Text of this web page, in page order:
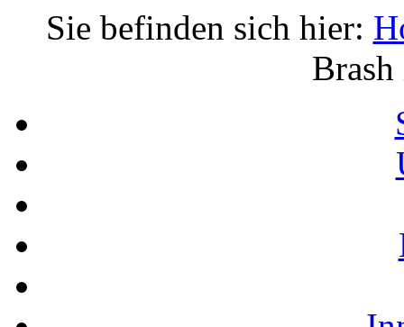
Sie befinden sich hier: